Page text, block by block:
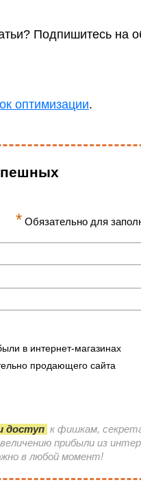
Подпишитесь на
оптимизации.
* Обязательно для
в интернет-магазинах
продающего сайта
доступ к фишкам,
прибыли из
в любой момент!